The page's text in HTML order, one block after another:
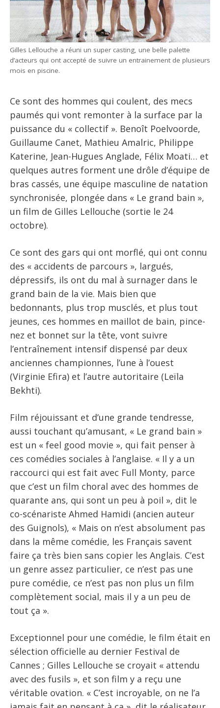
Gilles Lellouche a réuni un super casting, une belle palette
d’acteurs qui ont accepté de suivre un entrainement de plusieurs
mois en piscine.
Ce sont des hommes qui coulent, des mecs
paumés qui vont remonter à la surface par la
puissance du « collectif ». Benoît Poelvoorde,
Guillaume Canet, Mathieu Amalric, Philippe
Katerine, Jean-Hugues Anglade, Félix Moati… et
quelques autres forment une drôle d’équipe de
bras cassés, une équipe masculine de natation
synchronisée, plongée dans « Le grand bain »,
un film de Gilles Lellouche (sortie le 24
octobre).
Ce sont des gars qui ont morflé, qui ont connu
des « accidents de parcours », largués,
dépressifs, ils ont du mal à surnager dans le
grand bain de la vie. Mais bien que
bedonnants, plus trop musclés, et plus tout
jeunes, ces hommes en maillot de bain, pince-
nez et bonnet sur la tête, vont suivre
l’entraînement intensif dispensé par deux
anciennes championnes, l’une à l’ouest
(Virginie Efira) et l’autre autoritaire (Leïla
Bekhti).
Film réjouissant et d’une grande tendresse,
aussi touchant qu’amusant, « Le grand bain »
est un « feel good movie », qui fait penser à
ces comédies sociales à l’anglaise. « Il y a un
raccourci qui est fait avec Full Monty, parce
que c’est un film choral avec des hommes de
quarante ans, qui sont un peu à poil », dit le
co-scénariste Ahmed Hamidi (ancien auteur
des Guignols), « Mais on n’est absolument pas
dans la même comédie, les Français savent
faire ça très bien sans copier les Anglais. C’est
un genre assez particulier, ce n’est pas une
pure comédie, ce n’est pas non plus un film
complètement social, mais il y a un peu de
tout ça ».
Exceptionnel pour une comédie, le film était en
sélection officielle au dernier Festival de
Cannes ; Gilles Lellouche se croyait « attendu
avec des fusils », et son film y a reçu une
véritable ovation. « C’est incroyable, on ne l’a